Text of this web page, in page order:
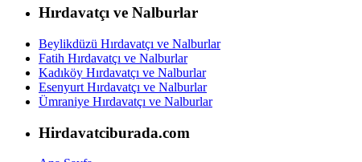
Hırdavatçı ve Nalburlar
Beylikdüzü Hırdavatçı ve Nalburlar
Fatih Hırdavatçı ve Nalburlar
Kadıköy Hırdavatçı ve Nalburlar
Esenyurt Hırdavatçı ve Nalburlar
Ümraniye Hırdavatçı ve Nalburlar
Hirdavatciburada.com